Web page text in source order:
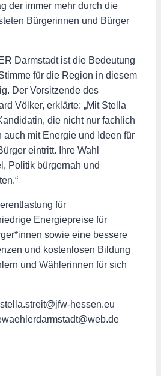
der immer mehr durch die
Bürgerinnen und Bürger
Darmstadt ist die Bedeutung
für die Region in diesem
Der Vorsitzende des
Völker, erklärte: „Mit Stella
die nicht nur fachlich
auch mit Energie und Ideen für
eintritt. Ihre Wahl
Politik bürgernah und
für
Energiepreise für
sowie eine bessere
und kostenlosen Bildung
und Wählerinnen für sich
hessen.eu